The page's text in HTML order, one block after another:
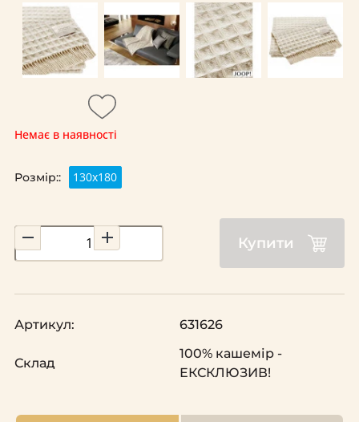
Немає в наявності
Розмір:: 130x180
Купити
Артикул: 631626
Склад
100% кашемір -
ЕКСКЛЮЗИВ!